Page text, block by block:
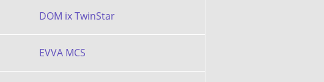
DOM ix TwinStar
EVVA MCS